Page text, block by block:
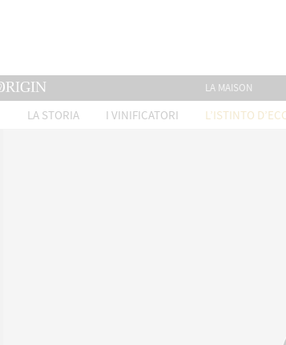
LA MAISON
LA STORIA I VINIFICATORI L’ISTINTO